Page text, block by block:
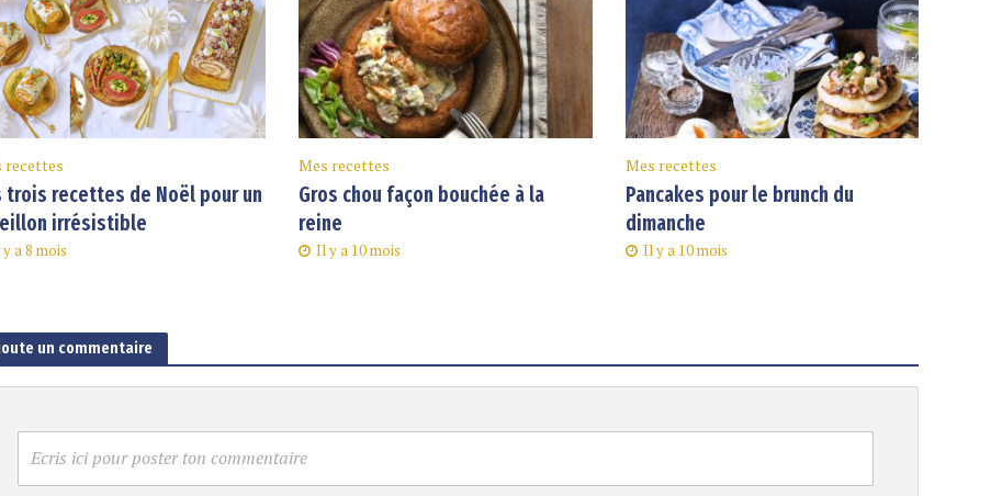
recettes
trois recettes de Noël pour un
irrésistible
a 8 mois
Mes recettes
Gros chou façon bouchée à la
reine
Il y a 10 mois
Mes recettes
Pancakes pour le brunch du
dimanche
Il y a 10 mois
un commentaire
Ecris ici pour poster ton commentaire